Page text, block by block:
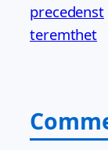
precedenst
teremthet